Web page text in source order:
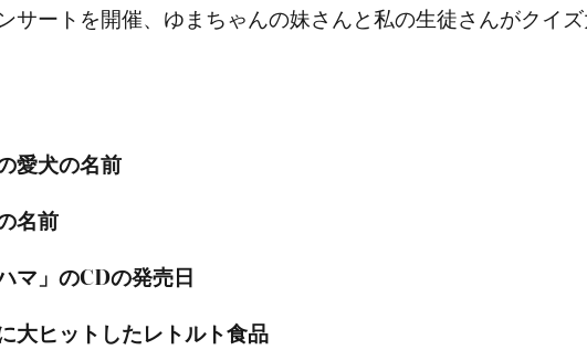
サートを開催、ゆまちゃんの妹さんと私の生徒さんがクイ
愛犬の名前
名前
マ」のCDの発売日
大ヒットしたレトルト食品